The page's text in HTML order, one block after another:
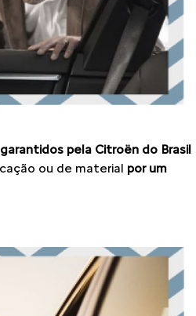
garantidos pela Citroën do Brasil
ou de material por um